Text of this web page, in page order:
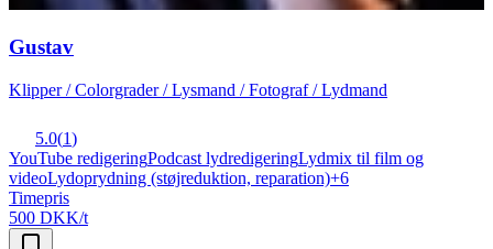
Gustav
Klipper / Colorgrader / Lysmand / Fotograf / Lydmand
5.0(1)
YouTube redigeringPodcast lydredigeringLydmix til film og
videoLydoprydning (støjreduktion, reparation)+6
Timepris
500 DKK/t